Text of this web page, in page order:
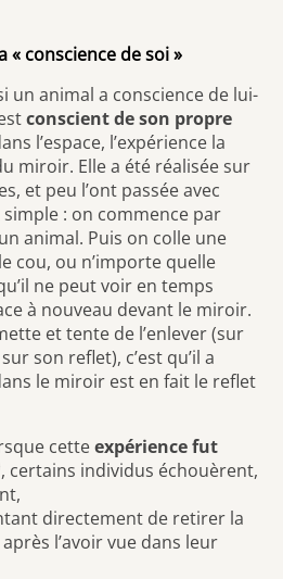
« conscience de soi »
un animal a conscience de lui-
conscient de son propre
l’espace, l’expérience la
miroir. Elle a été réalisée sur
et peu l’ont passée avec
: on commence par
animal. Puis on colle une
cou, ou n’importe quelle
ne peut voir en temps
à nouveau devant le miroir.
et tente de l’enlever (sur
son reflet), c’est qu’il a
le miroir est en fait le reflet
expérience fut
, certains individus échouèrent,
de retirer la
l’avoir vue dans leur